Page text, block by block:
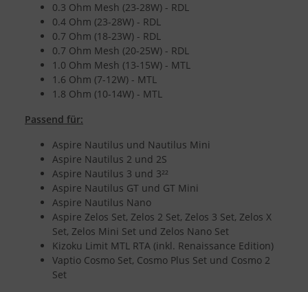
0.3 Ohm Mesh (23-28W) - RDL
0.4 Ohm (23-28W) - RDL
0.7 Ohm (18-23W) - RDL
0.7 Ohm Mesh (20-25W) - RDL
1.0 Ohm Mesh (13-15W) - MTL
1.6 Ohm (7-12W) - MTL
1.8 Ohm (10-14W) - MTL
Passend für:
Aspire Nautilus und Nautilus Mini
Aspire Nautilus 2 und 2S
Aspire Nautilus 3 und 3²²
Aspire Nautilus GT und GT Mini
Aspire Nautilus Nano
Aspire Zelos Set, Zelos 2 Set, Zelos 3 Set, Zelos X
Set, Zelos Mini Set und Zelos Nano Set
Kizoku Limit MTL RTA (inkl. Renaissance Edition)
Vaptio Cosmo Set, Cosmo Plus Set und Cosmo 2
Set